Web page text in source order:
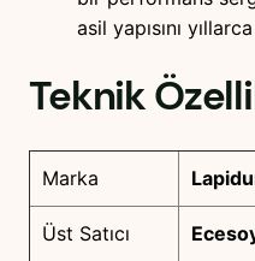
asil yapısını
Teknik
Marka
Üst Satıcı